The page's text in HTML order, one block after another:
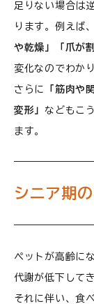
足りない場合は
ります。例えば、
や乾燥」「爪が
変化なのでわか
さらに 「筋肉や
変形」などもこ
ます。
シニア期
ペットが高齢に
代謝が低下して
それに伴い、食